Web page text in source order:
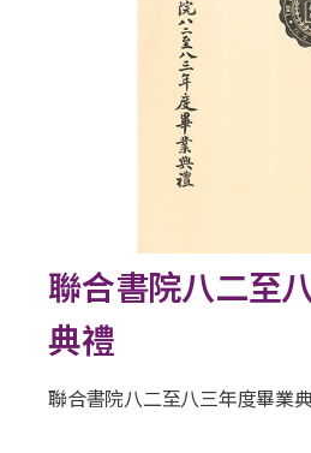
聯合書院八二至
典禮
聯合書院八二至八三年度畢業